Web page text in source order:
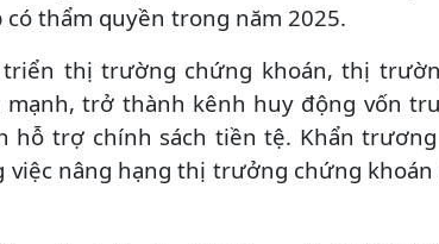
thẩm quyền trong năm 2025.
thị trường chứng khoán, thị
trở thành kênh huy động vốn
hỗ trợ chính sách tiền tệ. Khẩn
nâng hạng thị trưởng chứng